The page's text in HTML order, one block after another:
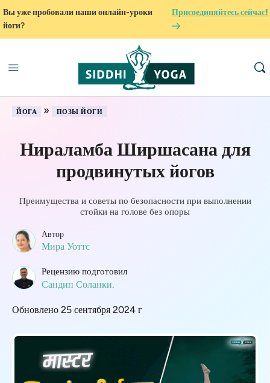
Вы уже пробовали наши онлайн-уроки
йоги?
Присоединяйтесь сейчас!
ЙОГА » ПОЗЫ ЙОГИ
Нираламба Ширшасана для
продвинутых йогов
Преимущества и советы по безопасности при выполнении
стойки на голове без опоры
Автор
Мира Уоттс
Рецензию подготовил
Сандип Соланки.
Обновлено 25 сентября 2024 г